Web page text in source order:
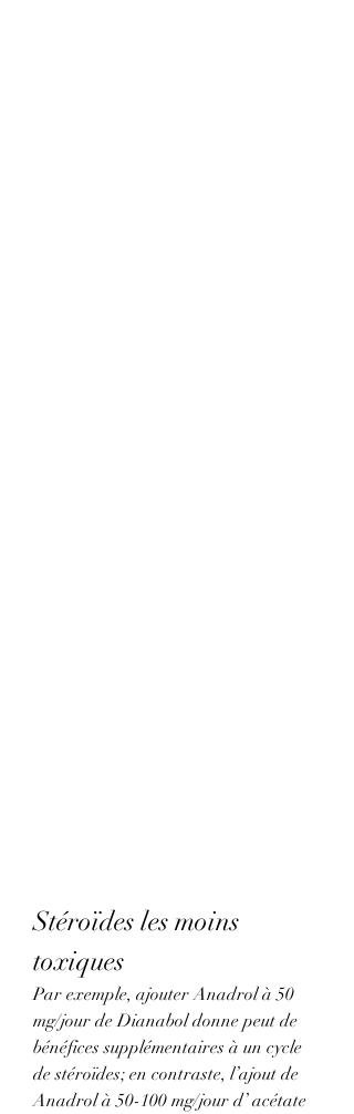
Stéroïdes les moins
toxiques
Par exemple, ajouter Anadrol à 50
mg/jour de Dianabol donne peut de
bénéfices supplémentaires à un cycle
de stéroïdes; en contraste, l’ajout de
Anadrol à 50-100 mg/jour d’ acétate